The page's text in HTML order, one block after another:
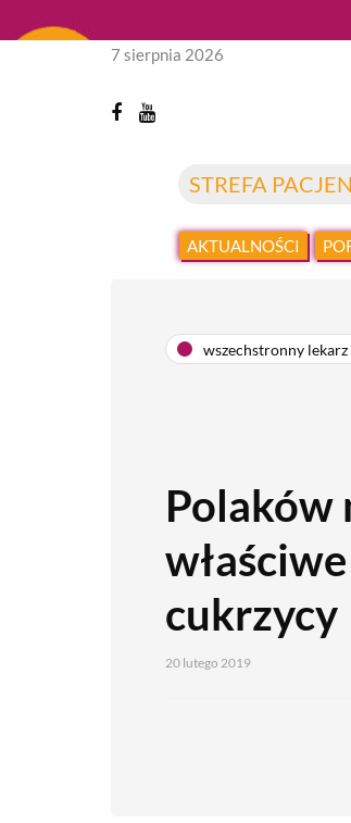
STREFA
7 sierpnia 2026
AKTUALNOŚCI
wszechstronny lekarz
Polaków
cukrzycy
20 lutego 2019